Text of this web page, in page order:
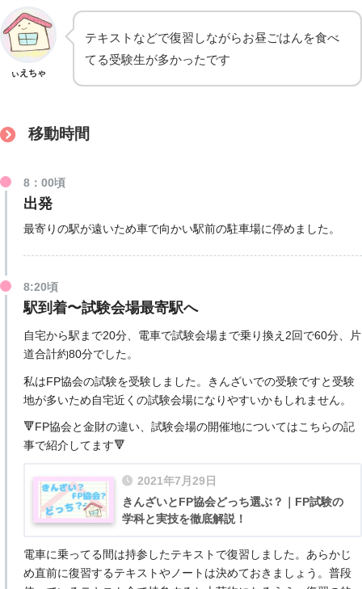
ぃえちゃ
テキストなどで復習しながらお昼ごはんを食べ
てる受験生が多かったです
移動時間
8：00頃
出発
最寄りの駅が遠いため車で向かい駅前の駐車場に停めました。
8:20頃
駅到着〜試験会場最寄駅へ
自宅から駅まで20分、電車で試験会場まで乗り換え2回で60分、片
道合計約80分でした。
私はFP協会の試験を受験しました。きんざいでの受験ですと受験
地が多いため自宅近くの試験会場になりやすいかもしれません。
🔻FP協会と金財の違い、試験会場の開催地についてはこちらの記
事で紹介してます🔻
2021年7月29日
きんざいとFP協会どっち選ぶ？｜FP試験の
学科と実技を徹底解説！
電車に乗ってる間は持参したテキストで復習しました。あらかじ
め直前に復習するテキストやノートは決めておきましょう。普段